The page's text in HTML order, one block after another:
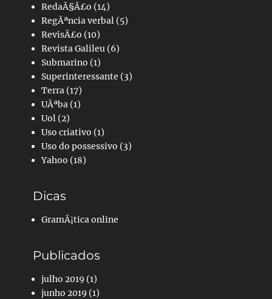
RedaÃ§Ã£o (14)
RegÃªncia verbal (5)
RevisÃ£o (10)
Revista Galileu (6)
Submarino (1)
Superinteressante (3)
Terra (17)
UÃªba (1)
Uol (2)
Uso criativo (1)
Uso do possessivo (3)
Yahoo (18)
Dicas
GramÃ¡tica online
Publicados
julho 2019 (1)
junho 2019 (1)